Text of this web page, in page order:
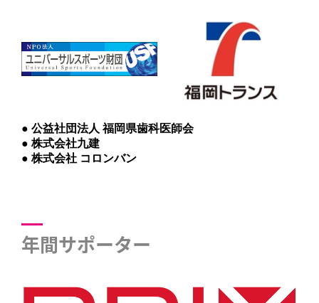
● 公益社団法人 福岡県歯科医師会
● 株式会社九建
● 株式会社 コロンバン
年間サポーター